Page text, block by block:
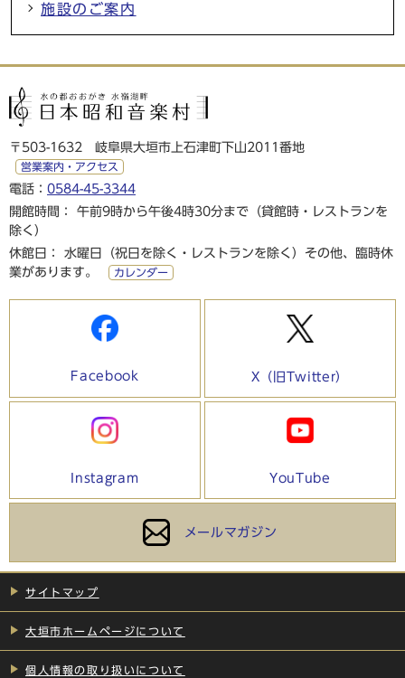
施設のご案内
〒503-1632 岐阜県大垣市上石津町下山2011番地
営業案内・アクセス
電話： 0584-45-3344
開館時間： 午前9時から午後4時30分まで（貸館時・レストランを
除く）
休館日： 水曜日（祝日を除く・レストランを除く）その他、臨時休
業があります。
カレンダー
Facebook X（旧Twitter）
Instagram YouTube
メールマガジン
サイトマップ
大垣市ホームページについて
個人情報の取り扱いについて